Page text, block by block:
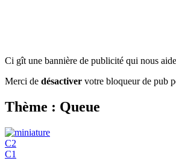
Ci gît une bannière de publicité qui nous
Merci de désactiver votre bloqueur de pub
Thème : Queue
C2
C1